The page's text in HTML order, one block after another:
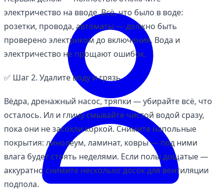
электричество на вводе. Всё, что было в воде:
розетки, провода, автоматы — должно быть
проверено электриком до включения. Вода и
электричество не прощают ошибок.
✅ Шаг 2. Удалите воду и грязь
Вёдра, дренажный насос, тряпки — убирайте всё, что
осталось. Ил и глину смывайте чистой водой сразу,
пока они не засохли коркой. Снимите напольные
покрытия: линолеум, ламинат, ковры — под ними
влага будет стоять неделями. Если полы дощатые —
аккуратно снимите несколько досок для вентиляции
подпола.